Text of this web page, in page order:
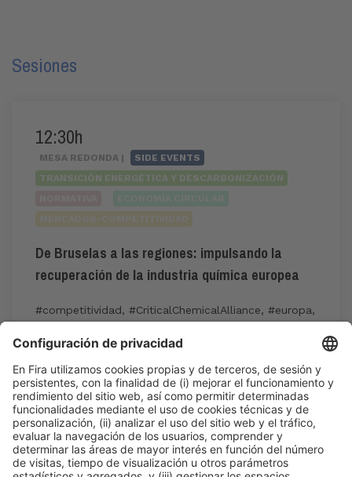
Sesiones
12:30h
MESA REDONDA |
SIDE EVENTS
TRANSICIÓN ENERGÉTICA Y DESCARBONIZACIÓN
De Bruselas a las regiones: impulsando la
recuperación de la industria química europea
#competitividad, #CriticalChemicalAlliance, #europa,
Jue 4
12:30h - 13:30h
International Meeting Point
Acceso público
Leer más